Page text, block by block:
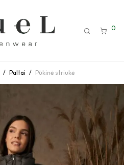
0
/ Paltai / Pūkinė striukė